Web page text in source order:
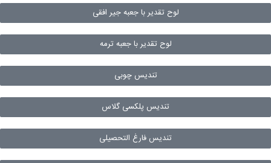
لوح تقدیر با جعبه جیر افقی
لوح تقدیر با جعبه ترمه
تندیس چوبی
تندیس پلکسی گلاس
تندیس فارغ التحصیلی